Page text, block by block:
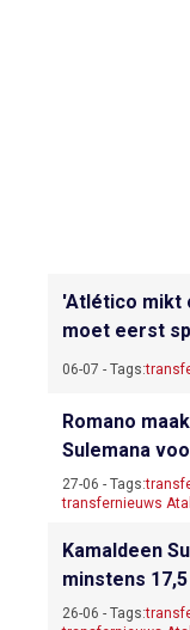
'Atlético mikt
moet eerst
06-07 - Tags:
Romano
Sulemana
27-06 - Tags:
transfernieuws
Kamaldeen
minstens
26-06 - Tags: